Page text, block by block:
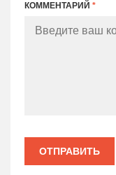
КОММЕНТАРИЙ *
ОТПРАВИТЬ